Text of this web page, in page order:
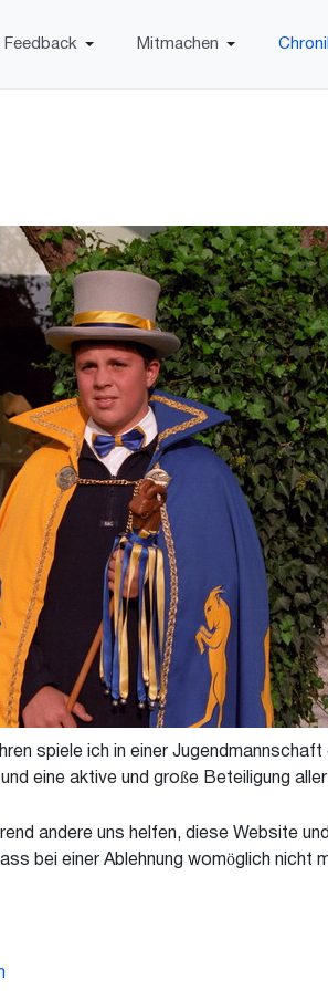
Feedback Mitmachen
spiele ich in einer
eine aktive und große Beteiligung aller
andere uns helfen, diese Website
bei einer Ablehnung womöglich nicht